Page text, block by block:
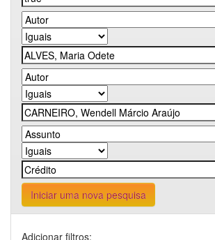
Iniciar uma nova pesquisa
Adicionar filtros: